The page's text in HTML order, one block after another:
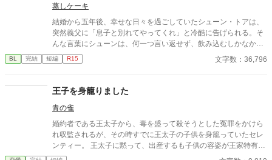
蒸しケーキ
結婚から五年後、幸せな日々を過ごしていたシューン・トアは、
突然義父に「息子と別れてやってくれ」と冷酷に告げられる。そ
んな言葉にシューンは、何一つ言い返せず、飲み込むしかなかっ
た。そして、夫であるアインス・キールに離婚を切り出すが、ア
インスがそう簡単にシューンを手離す訳もなく......。
BL 完結 短編 R15 文字数：36,796
王子を身籠りました
青の雀
婚約者である王太子から、毒を盛って殺そうとした冤罪をかけら
れ収監されるが、その時すでに王太子の子供を身籠っていたセレ
ンティー。 王太子に黙って、出産するも子供の容姿が王家特有の
金髪金眼だった。 再び、王太子が毒を盛られ、死にかけた時、我